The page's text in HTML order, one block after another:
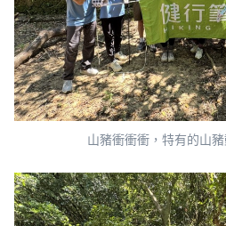
山豬衝衝衝，特有的山